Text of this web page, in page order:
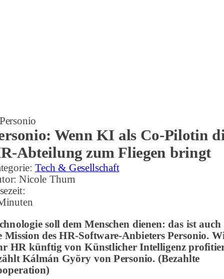
Wenn KI als Co-Pilotin
Abteilung zum Fliegen bringt
Tech & Gesellschaft
Nicole Thurn
soll dem Menschen dienen: das ist auch
Mission des HR-Software-Anbieters Personio.
HR künftig von Künstlicher Intelligenz
Kálmán Györy von Personio. (Bezahlte